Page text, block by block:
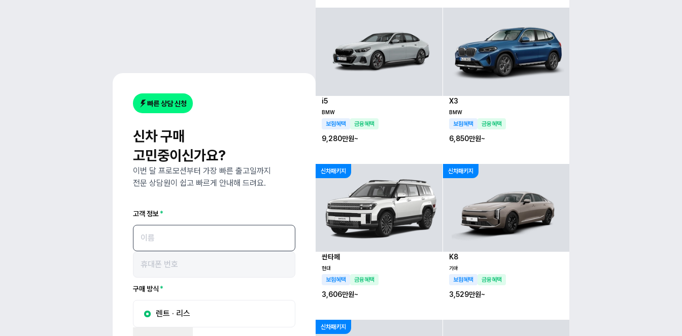
빠른 상담 신청
신차 구매
고민중이신가요?
이번 달 프로모션부터 가장 빠른 출고일까지
전문 상담원이 쉽고 빠르게 안내해 드려요.
고객 정보
구매 방식
렌트 · 리스
i5
BMW
보험혜택 금융혜택
9,280만원~
X3
BMW
보험혜택 금융혜택
6,850만원~
신차패키지
싼타페
현대
보험혜택 금융혜택
3,606만원~
신차패키지
K8
기아
보험혜택 금융혜택
3,529만원~
신차패키지